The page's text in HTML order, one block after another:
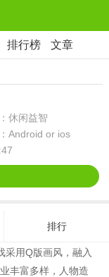
排行榜 文章
休闲益智
Android or ios
排行
采用Q版画风，融入
丰富多样，人物造